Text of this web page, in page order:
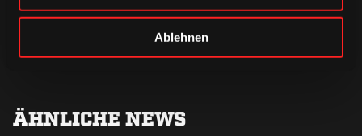
Ablehnen
ÄHNLICHE NEWS